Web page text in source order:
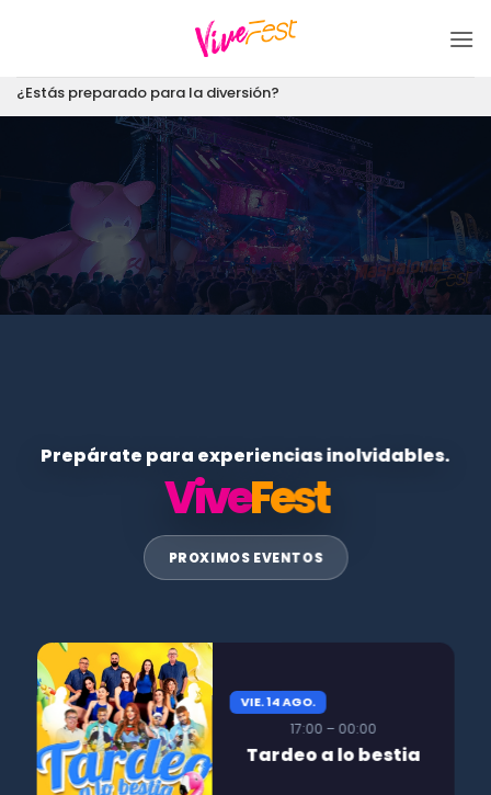
¿Estás preparado para la diversión?
Prepárate para experiencias inolvidables.
ViveFest
PROXIMOS EVENTOS
VIE. 14 AGO.
17:00 – 00:00
Tardeo a lo bestia